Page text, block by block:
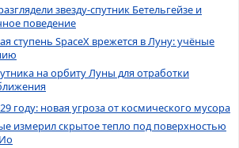
звезду-спутник Бетельгейзе и
поведение
ступень SpaceX врежется в Луну: учёные
на орбиту Луны для отработки
году: новая угроза от космического мусора
измерил скрытое тепло под поверхностью